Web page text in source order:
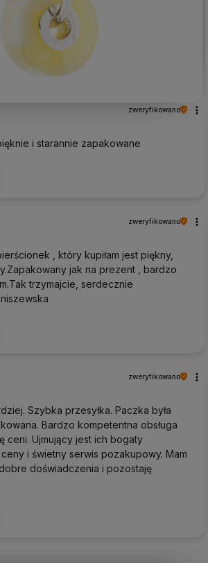
zweryfikowano
i starannie zapakowane
zweryfikowano
, który kupiłam jest piękny,
jak na prezent , bardzo
trzymajcie, serdecznie
zweryfikowano
Szybka przesyłka. Paczka była
Bardzo kompetentna obsługa
ceni. Ujmujący jest ich bogaty
i świetny serwis pozakupowy. Mam
doświadczenia i pozostaję